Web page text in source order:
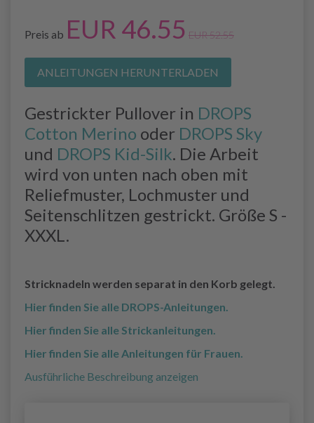
Preis ab EUR 46.55 EUR 52.55
ANLEITUNGEN HERUNTERLADEN
Gestrickter Pullover in DROPS
Cotton Merino oder DROPS Sky
und DROPS Kid-Silk. Die Arbeit
wird von unten nach oben mit
Reliefmuster, Lochmuster und
Seitenschlitzen gestrickt. Größe S -
XXXL.
Stricknadeln werden separat in den Korb gelegt.
Hier finden Sie alle DROPS-Anleitungen.
Hier finden Sie alle Strickanleitungen.
Hier finden Sie alle Anleitungen für Frauen.
Ausführliche Beschreibung anzeigen